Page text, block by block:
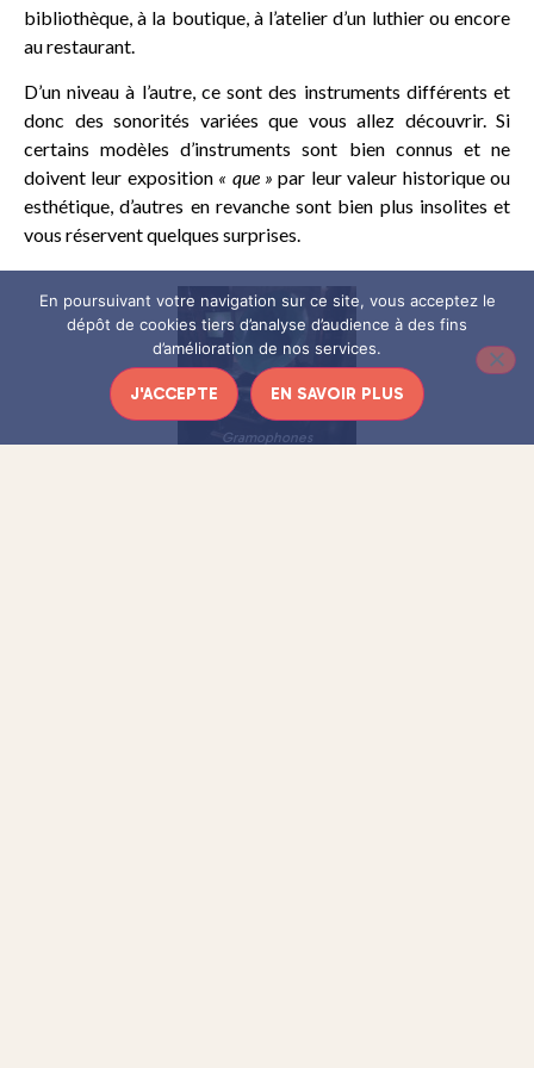
bibliothèque, à la boutique, à l’atelier d’un luthier ou encore
au restaurant.
D’un niveau à l’autre, ce sont des instruments différents et
donc des sonorités variées que vous allez découvrir. Si
certains modèles d’instruments sont bien connus et ne
doivent leur exposition « que » par leur valeur historique ou
esthétique, d’autres en revanche sont bien plus insolites et
vous réservent quelques surprises.
Gramophones
En poursuivant votre navigation sur ce site, vous acceptez le
dépôt de cookies tiers d’analyse d’audience à des fins
d’amélioration de nos services.
J'ACCEPTE EN SAVOIR PLUS